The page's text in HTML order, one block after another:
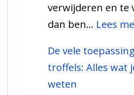
ze?
verwijderen en te
dan ben… Lees
De vele
troffels: Alles wat
weten